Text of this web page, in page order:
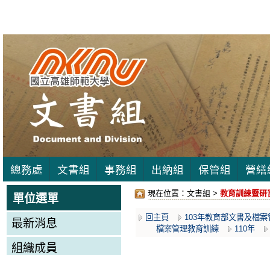
總務處 文書組 事務組 出納組 保管組 營繕
單位選單
最新消息
組織成員
現在位置： 文書組 > 教育訓練暨研
回主頁
103年教育部文書及檔
檔案管理教育訓練
110年